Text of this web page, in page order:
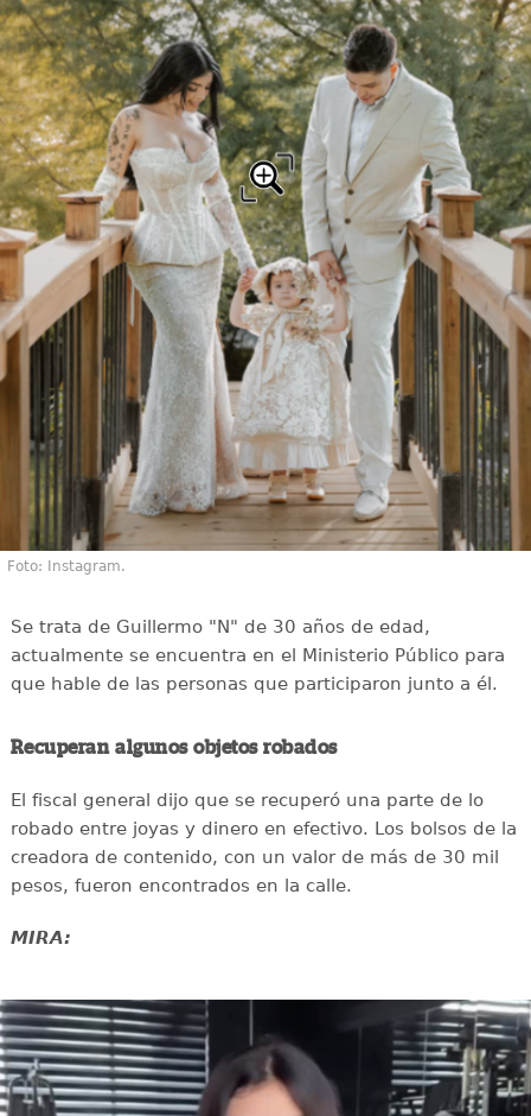
Foto: Instagram.
Se trata de Guillermo "N" de 30 años de edad,
actualmente se encuentra en el Ministerio Público para
que hable de las personas que participaron junto a él.
Recuperan algunos objetos robados
El fiscal general dijo que se recuperó una parte de lo
robado entre joyas y dinero en efectivo. Los bolsos de la
creadora de contenido, con un valor de más de 30 mil
pesos, fueron encontrados en la calle.
MIRA: